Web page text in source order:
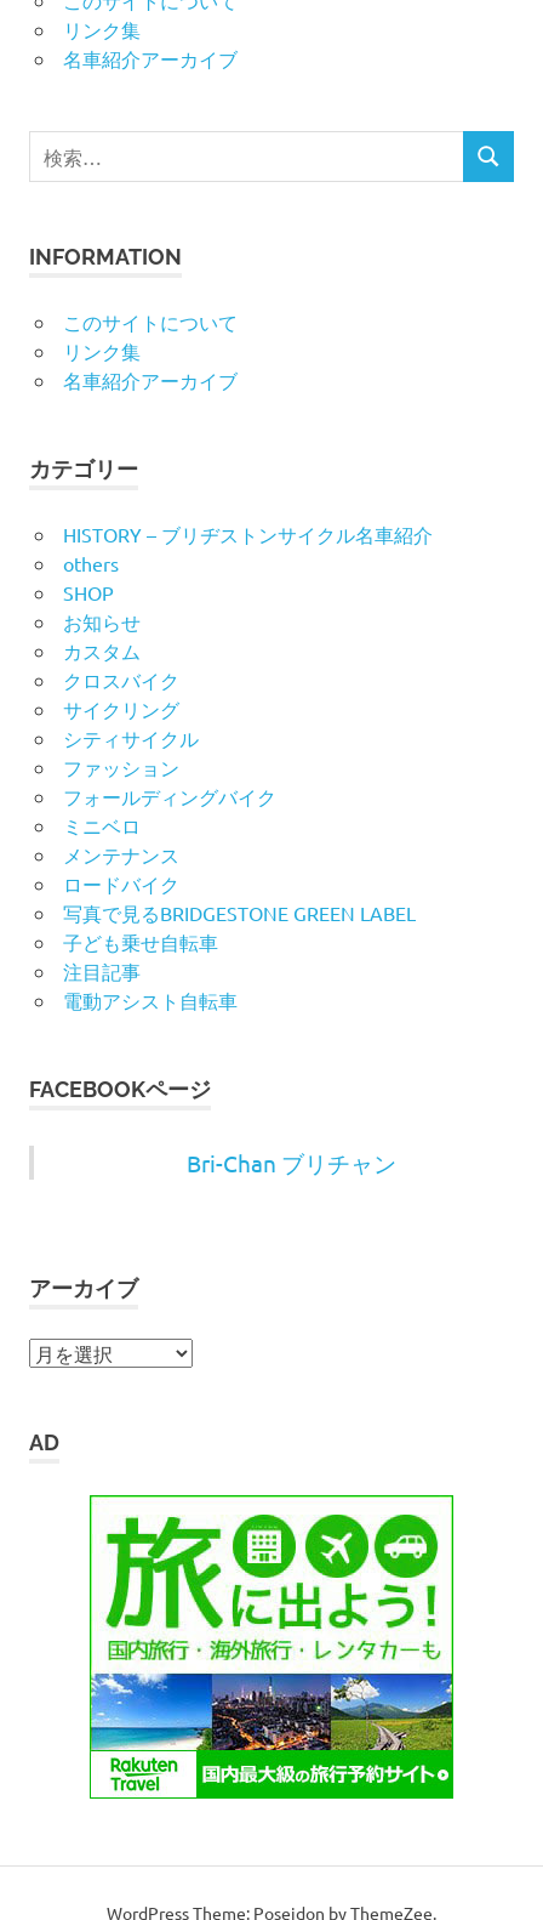
リンク集
名車紹介アーカイブ
検
索
検
INFORMATION
このサイトについて
リンク集
名車紹介アーカイブ
カテゴリー
HISTORY – ブリヂストンサイクル名車紹介
others
SHOP
お知らせ
カスタム
クロスバイク
サイクリング
シティサイクル
ファッション
フォールディングバイク
ミニベロ
メンテナンス
ロードバイク
写真で見るBRIDGESTONE GREEN LABEL
子ども乗せ自転車
注目記事
電動アシスト自転車
FACEBOOKページ
Bri-Chan ブリチャン
アーカイブ
ア
イ
AD
WordPress Theme: Poseidon by ThemeZee.